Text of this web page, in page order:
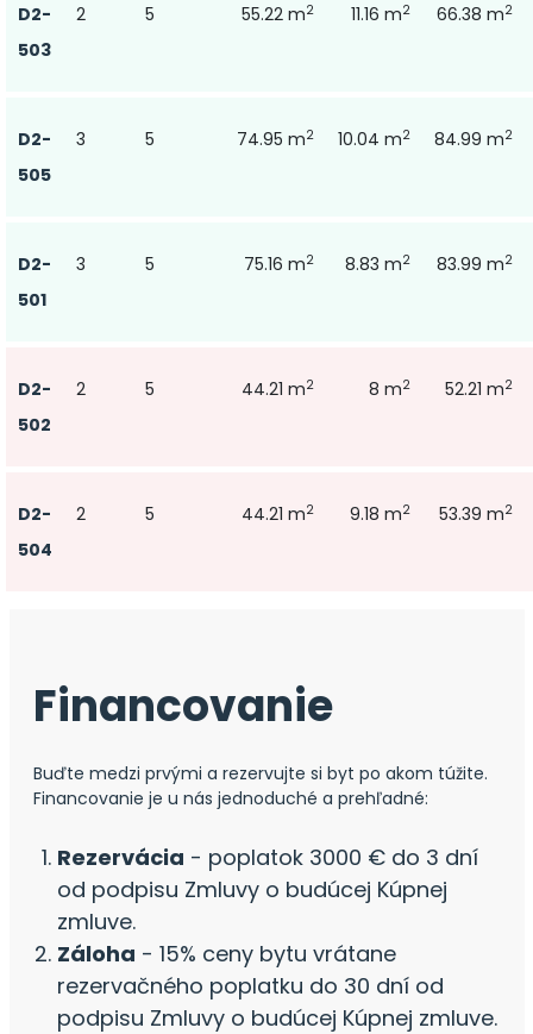
D2-
503
2 5 55.22 m2 11.16 m2 66.38 m2
D2-
505
3 5 74.95 m2 10.04 m2 84.99 m2
D2-
501
3 5 75.16 m2 8.83 m2 83.99 m2
D2-
502
2 5 44.21 m2 8 m2 52.21 m2
D2-
504
2 5 44.21 m2 9.18 m2 53.39 m2
Financovanie
Buďte medzi prvými a rezervujte si byt po akom túžite.
Financovanie je u nás jednoduché a prehľadné:
Rezervácia - poplatok 3000 € do 3 dní
od podpisu Zmluvy o budúcej Kúpnej
zmluve.
Záloha - 15% ceny bytu vrátane
rezervačného poplatku do 30 dní od
podpisu Zmluvy o budúcej Kúpnej zmluve.